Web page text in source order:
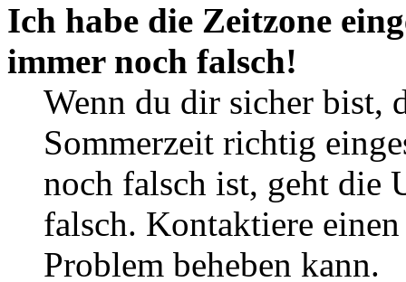
Ich habe die Zeitzone
immer noch falsch!
Wenn du dir sicher bist,
Sommerzeit richtig
noch falsch ist, geht die
falsch. Kontaktiere
Problem beheben kann.